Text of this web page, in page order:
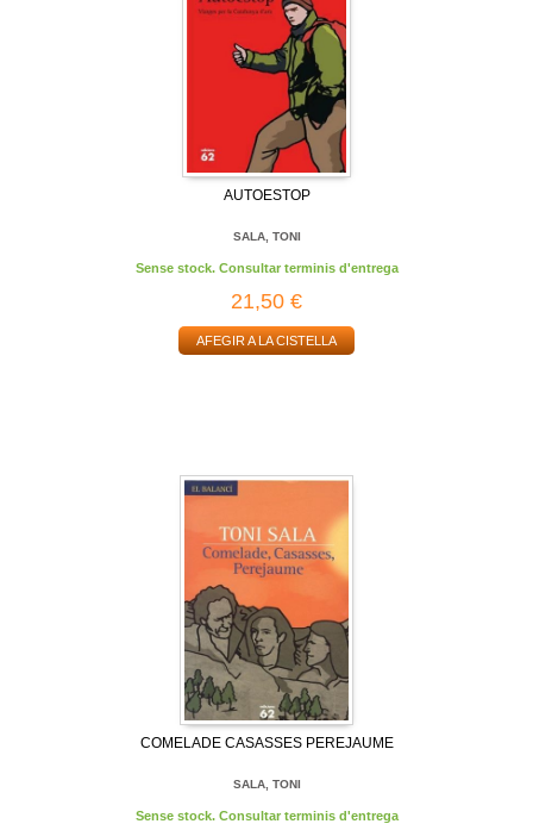
AUTOESTOP
SALA, TONI
Sense stock. Consultar terminis d'entrega
21,50 €
AFEGIR A LA CISTELLA
COMELADE CASASSES PEREJAUME
SALA, TONI
Sense stock. Consultar terminis d'entrega